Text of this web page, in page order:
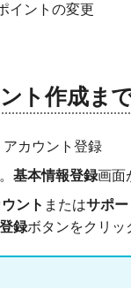
イントの変更
ト作成ま
アカウント登録
基本情報登録画面
ント またはサポー
登録ボタンをクリッ